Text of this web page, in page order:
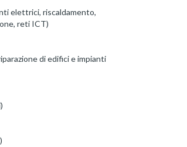
elettrici, riscaldamento,
reti ICT)
di edifici e impianti